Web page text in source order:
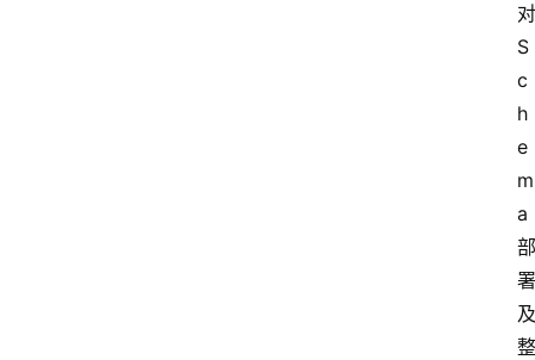
对
S
c
h
e
m
a
部
署
及
整